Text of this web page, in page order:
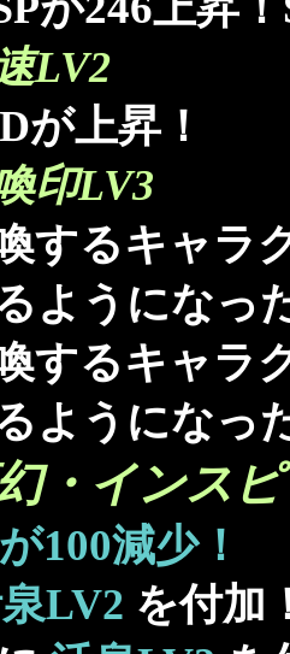
LV2
が上昇！
印LV3
するキャラ
ようになっ
するキャラ
ようになっ
・インス
100減少！
LV2 を付加